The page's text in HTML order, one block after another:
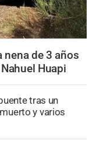
nena de 3 años
Huapi
tras un
y varios